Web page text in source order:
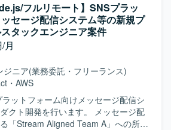
フルリモート】SNSプラッ
セージ配信システム等の新規プ
タックエンジニア案件
月
ジニア(業務委託・フリーランス)
・ AWS
クト開発を行います。 メッセージ配
「Stream Aligned Team A」への所属